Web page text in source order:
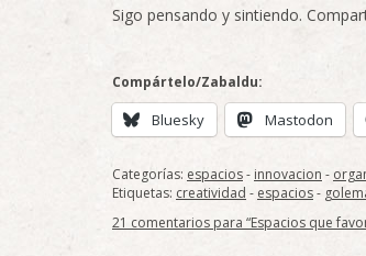
Sigo pensando y sintiendo.
Compártelo/Zabaldu:
Bluesky Mastodon
Categorías: espacios- innovacion -
Etiquetas: creatividad - espacios-
21 comentarios para “Espacios que